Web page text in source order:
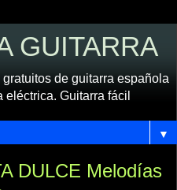
GUITARRA
de guitarra española
Guitarra fácil
▼
DULCE Melodías